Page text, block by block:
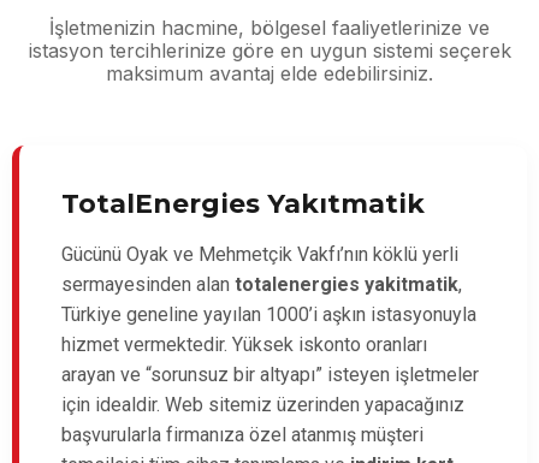
İşletmenizin hacmine, bölgesel faaliyetlerinize ve
istasyon tercihlerinize göre en uygun sistemi seçerek
maksimum avantaj elde edebilirsiniz.
TotalEnergies Yakıtmatik
Gücünü Oyak ve Mehmetçik Vakfı’nın köklü yerli
sermayesinden alan totalenergies yakitmatik,
Türkiye geneline yayılan 1000’i aşkın istasyonuyla
hizmet vermektedir. Yüksek iskonto oranları
arayan ve “sorunsuz bir altyapı” isteyen işletmeler
için idealdir. Web sitemiz üzerinden yapacağınız
başvurularla firmanıza özel atanmış müşteri